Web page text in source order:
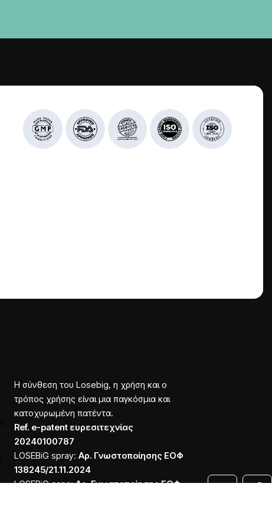
Η σύνθεση του Losebig, η χρήση και ο
τρόπος χρήσης είναι μια παγκόσμια και
κατοχυρωμένη πατέντα.
Ref. e-patent ευρεσιτεχνίας
20240100787
LOSEBiG spray:Αρ. Γνωστοποίησης ΕΟΦ
138245/21.11.2024
LOSEBiG caps:Αρ. Γνωστοποίησης ΕΟΦ